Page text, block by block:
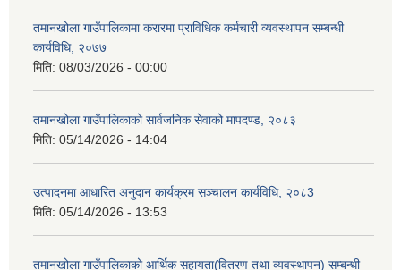
तमानखोला गाउँपालिकामा करारमा प्राविधिक कर्मचारी व्यवस्थापन सम्बन्धी
कार्यविधि, २०७७
मिति: 08/03/2026 - 00:00
तमानखोला गाउँपालिकाको सार्वजनिक सेवाको मापदण्ड, २०८३
मिति: 05/14/2026 - 14:04
उत्पादनमा आधारित अनुदान कार्यक्रम सञ्चालन कार्यविधि, २०८3
मिति: 05/14/2026 - 13:53
तमानखोला गाउँपालिकाको आर्थिक सहायता(वितरण तथा व्यवस्थापन) सम्बन्धी